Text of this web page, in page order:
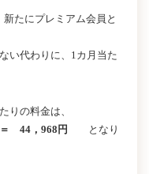
たにプレミアム会員と
い代わりに、1カ月当た
りの料金は、
44，968円
となり